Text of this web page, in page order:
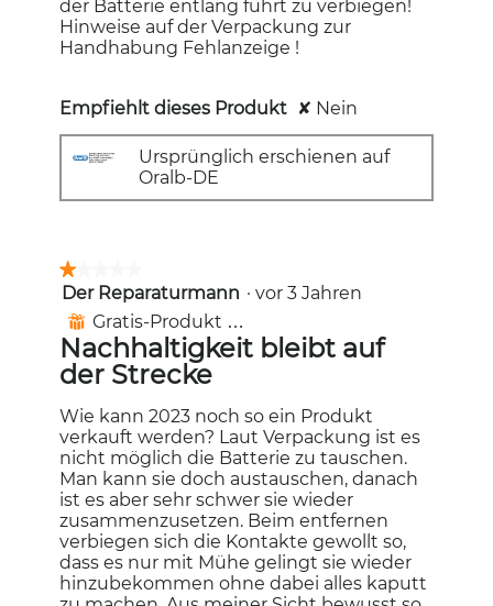
der Batterie entlang führt zu verbiegen!
Hinweise auf der Verpackung zur
Handhabung Fehlanzeige !
Empfiehlt dieses Produkt ✘ Nein
Ursprünglich erschienen auf
Oralb-DE
★★★★★
★★★★★
1
von
Sternen.
Der Reparaturmann · vor 3 Jahren
⊞ Gratis-Produkt erhalten
Nachhaltigkeit bleibt auf
der Strecke
Wie kann 2023 noch so ein Produkt
verkauft werden? Laut Verpackung ist es
nicht möglich die Batterie zu tauschen.
Man kann sie doch austauschen, danach
ist es aber sehr schwer sie wieder
zusammenzusetzen. Beim entfernen
verbiegen sich die Kontakte gewollt so,
dass es nur mit Mühe gelingt sie wieder
hinzubekommen ohne dabei alles kaputt